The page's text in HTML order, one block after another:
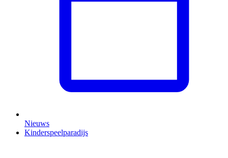
Nieuws
Kinderspeelparadijs